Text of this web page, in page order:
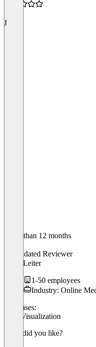
J
Older than 12 months
Validated Reviewer
Team Leiter
1-50 employees
Industry: Online
Use cases:
Data Visualization
What did you like?